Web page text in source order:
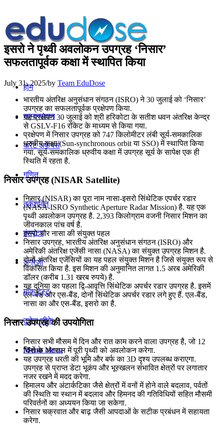
होम
सामान्यज्ञान
करेंट अफेयर्स
गणित
तर्कशक्ति
कंप्यूटर
अंग्रेजी
मॉक टेस्ट
टुडेज जीके
Menu Menu
इसरो ने पृथ्वी अवलोकन उपग्रह ‘निसार’
सफलतापूर्वक कक्षा में स्थापित किया
July 31, 2025/by Team EduDose
भारतीय अंतरिक्ष अनुसंधान संगठन (ISRO) ने 30 जुलाई को ‘निसार’
उपग्रह का सफलतापूर्वक प्रक्षेपण किया.
यह प्रक्षेपण 30 जुलाई को श्री हरिकोटा के सतीश धवन अंतरिक्ष केन्‍द्र
से GSLV-F16 रॉकेट के माध्यम से किया गया.
प्रक्षेपण में निसार उपग्रह को 747 किलोमीटर लंबी सूर्य-समकालिक
ध्रुवीय कक्षा (Sun-synchronous orbit या SSO) में स्थापित किया
गया. सूर्य-समकालिक ध्रुवीय कक्षा में उपग्रह सूर्य के सापेक्ष एक ही
स्थिति में रहता है.
निसार उपग्रह (NISAR Satellite)
निसार (NISAR) का पूरा नाम नासा-इसरो सिंथेटिक एपर्चर रडार
(NASA-ISRO Synthetic Aperture Radar Mission) है. यह एक
पृथ्वी अवलोकन उपग्रह है. 2,393 किलोग्राम वजनी निसार मिशन का
जीवनकाल पांच वर्ष है.
इसरो और नासा की संयुक्त पहल
निसार उपग्रह, भारतीय अंतरिक्ष अनुसंधान संगठन (ISRO) और
अमेरिकी अंतरिक्ष एजेंसी नासा (NASA) का संयुक्त उपग्रह मिशन है.
दोनों अंतरिक्ष एजेंसियों का यह पहल संयुक्त मिशन है जिसे संयुक्त रूप से
विकसित किया है. इस मिशन की अनुमानित लागत 1.5 अरब अमेरिकी
डॉलर (करीब 1.31 खरब रुपये) है.
यह दुनिया का पहला द्वि-आवृत्ति सिंथेटिक अपर्चर रडार उपग्रह है. इसमें
एल-बैंड और एस-बैंड, दोनों सिंथेटिक अपर्चर रडार लगे हुए हैं. एल-बैंड,
नासा का और एस-बैंड, इसरो का है.
निसार उपग्रह की उपयोगिता
निसार सभी मौसम में दिन और रात काम करने वाला उपग्रह है, जो 12
दिनों के अंतराल में पूरी पृथ्वी को अवलोकन करेगा.
यह उपग्रह धरती की भूमि और बर्फ का 3D दृश्य उपलब्ध कराएगा.
उपग्रह से प्राप्त डेटा भूकंप और भूस्खलन संभावित क्षेत्रों पर लगातार
नजर रखने में मदद करेगा.
हिमालय और अंटार्कटिका जैसे क्षेत्रों में वनों में होने वाले बदलाव, पर्वतों
की स्थिति या स्थान में बदलाव और हिमनद की गतिविधियों सहित मौसमी
परिवर्तनों का अध्ययन किया जा सकेगा.
निसार चक्रवात और बाढ़ जैसी आपदाओं के सटीक प्रबंधन में सहायता
करेगा.